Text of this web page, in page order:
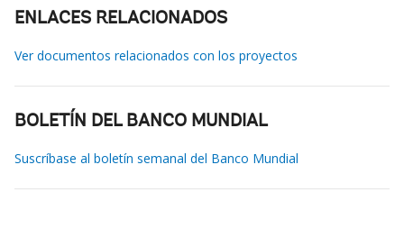
ENLACES RELACIONADOS
Ver documentos relacionados con los proyectos
BOLETÍN DEL BANCO MUNDIAL
Suscríbase al boletín semanal del Banco Mundial